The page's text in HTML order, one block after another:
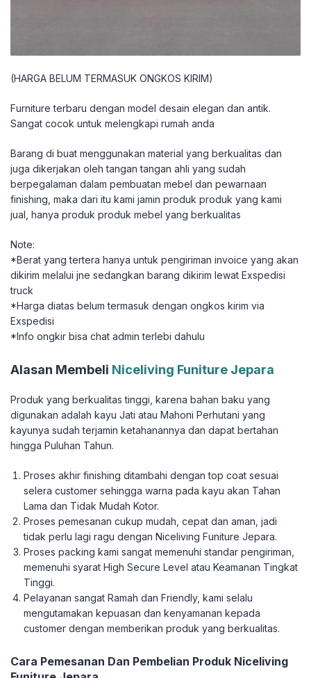
(HARGA BELUM TERMASUK ONGKOS KIRIM)
Furniture terbaru dengan model desain elegan dan antik.
Sangat cocok untuk melengkapi rumah anda
Barang di buat menggunakan material yang berkualitas dan
juga dikerjakan oleh tangan tangan ahli yang sudah
berpegalaman dalam pembuatan mebel dan pewarnaan
finishing, maka dari itu kami jamin produk produk yang kami
jual, hanya produk produk mebel yang berkualitas
Note:
*Berat yang tertera hanya untuk pengiriman invoice yang akan
dikirim melalui jne sedangkan barang dikirim lewat Exspedisi
truck
*Harga diatas belum termasuk dengan ongkos kirim via
Exspedisi
*Info ongkir bisa chat admin terlebi dahulu
Alasan Membeli Niceliving Funiture Jepara
Produk yang berkualitas tinggi, karena bahan baku yang
digunakan adalah kayu Jati atau Mahoni Perhutani yang
kayunya sudah terjamin ketahanannya dan dapat bertahan
hingga Puluhan Tahun.
Proses akhir finishing ditambahi dengan top coat sesuai
selera customer sehingga warna pada kayu akan Tahan
Lama dan Tidak Mudah Kotor.
Proses pemesanan cukup mudah, cepat dan aman, jadi
tidak perlu lagi ragu dengan Niceliving Funiture Jepara.
Proses packing kami sangat memenuhi standar pengiriman,
memenuhi syarat High Secure Level atau Keamanan Tingkat
Tinggi.
Pelayanan sangat Ramah dan Friendly, kami selalu
mengutamakan kepuasan dan kenyamanan kepada
customer dengan memberikan produk yang berkualitas.
Cara Pemesanan Dan Pembelian Produk Niceliving